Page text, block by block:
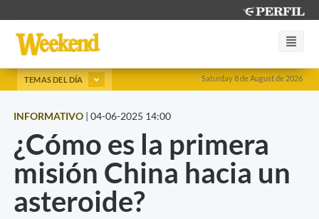
Saturday 8 de August de 2026
TEMAS DEL DÍA
INFORMATIVO | 04-06-2025 14:00
¿Cómo es la primera
misión China hacia un
asteroide?